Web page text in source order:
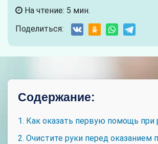
На чтение: 5 мин.
Поделиться:
Содержание:
1. Как оказать первую помощь при
2. Очистите руки перед оказанием